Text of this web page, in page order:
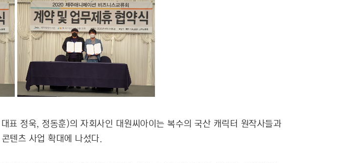
정욱, 정동훈)의 자회사인 대원씨아이는 복수의 국산 캐릭터 원작사들과
텐츠 사업 확대에 나섰다.